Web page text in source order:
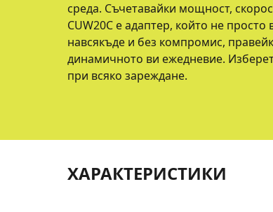
среда. Съчетавайки мощност,
CUW20C е адаптер, който не
навсякъде и без компромис,
динамичното ви ежедневие.
при всяко зареждане.
ХАРАКТЕРИСТИКИ